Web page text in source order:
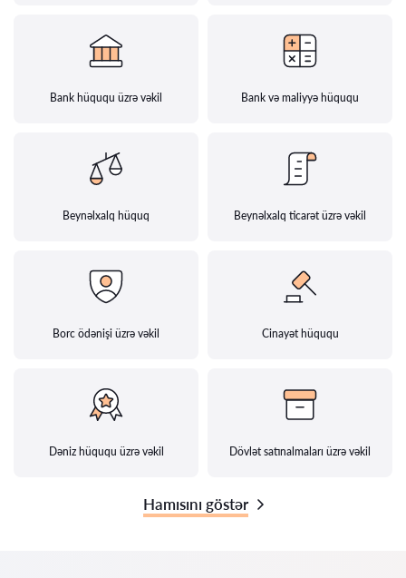
Bank hüququ üzrə vəkil Bank və maliyyə hüququ
Beynəlxalq hüquq Beynəlxalq ticarət üzrə vəkil
Borc ödənişi üzrə vəkil Cinayət hüququ
Dəniz hüququ üzrə vəkil Dövlət satınalmaları üzrə vəkil
Hamısını göstər